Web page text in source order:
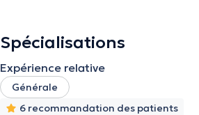
Spécialisations
Expérience relative
Générale
6 recommandation des patients